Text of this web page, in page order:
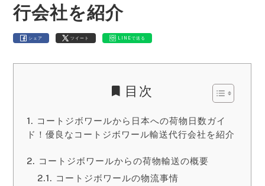
行会社を紹介
シェア ツイート LINEで送る
目次
コートジボワールから日本への荷物日数ガイ
ド！優良なコートジボワール輸送代行会社を紹介
コートジボワールからの荷物輸送の概要
コートジボワールの物流事情